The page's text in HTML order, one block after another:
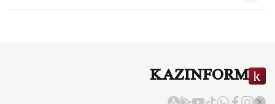
KAZINFORM